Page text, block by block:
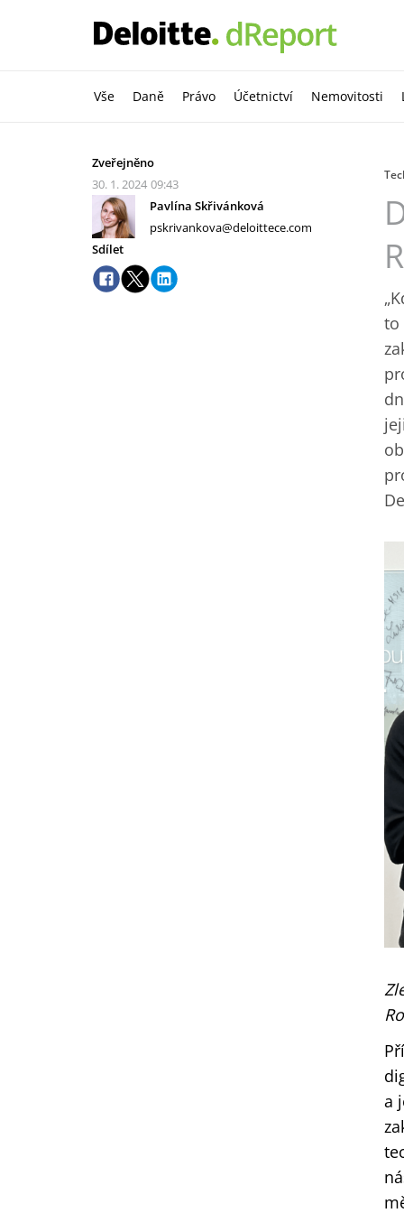
Vše Daně Právo Účetnictví Nemovitosti
Zveřejněno
30. 1. 2024 09:43
Pavlína Skřivánková
pskrivankova@deloittece.com
Sdílet
to
a